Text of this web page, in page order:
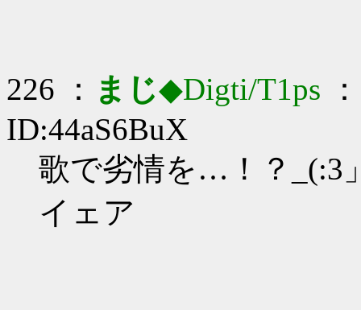
226 ： まじ◆Digti/T1ps
ID:44aS6BuX
歌で劣情を…！？_(:3
イェア